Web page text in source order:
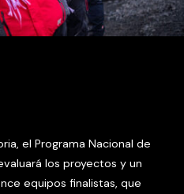
el Programa Nacional de
los proyectos y un
equipos finalistas, que